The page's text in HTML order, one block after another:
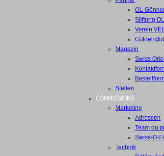
OL-
Stiftung
Verein
Magazin
Swiss
Stellen
COMMISSIONS
Marketing
Adressen
Team du
Swiss-O-
Technik